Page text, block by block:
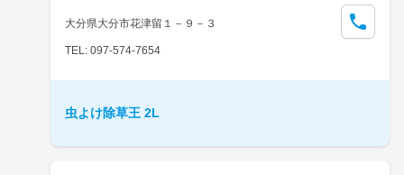
大分県大分市花津留１－９－３
TEL: 097-574-7654
虫よけ除草王 2L